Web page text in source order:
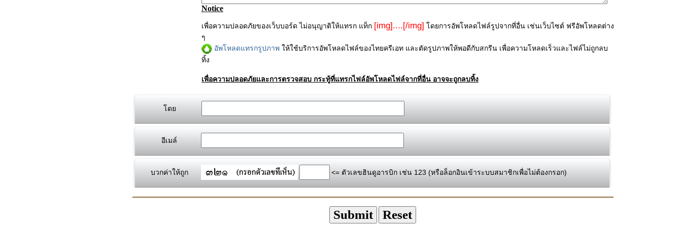
Notice
เพื่อความปลอดภัยของเว็บบอร์ด ไม่อนุญาติให้แทรก แท็ก [img]....[/img] โดยการอัพโหลดไฟล์รูปจากที่อื่น เช่นเว็บไซต์ ฟรีอัพโหลดต่าง
ๆ
อัพโหลดแทรกรูปภาพ ให้ใช้บริการอัพโหลดไฟล์ของไทยครีเอท และตัดรูปภาพให้พอดีกับสกรีน เพื่อความโหลดเร็วและไฟล์ไม่ถูกลบ
ทิ้ง
เพื่อความปลอดภัยและการตรวจสอบ กระทู้ที่แทรกไฟล์อัพโหลดไฟล์จากที่อื่น อาจจะถูกลบทิ้ง
โดย
อีเมล์
บวกค่าให้ถูก <= ตัวเลขฮินดูอารบิก เช่น 123 (หรือล็อกอินเข้าระบบสมาชิกเพื่อไม่ต้องกรอก)